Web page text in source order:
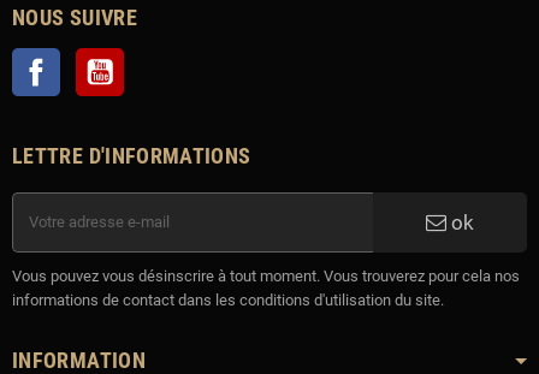
NOUS SUIVRE
Facebook
LETTRE D'INFORMATIONS
ok
Vous pouvez vous désinscrire à tout moment. Vous trouverez pour cela nos
informations de contact dans les conditions d'utilisation du site.
INFORMATION